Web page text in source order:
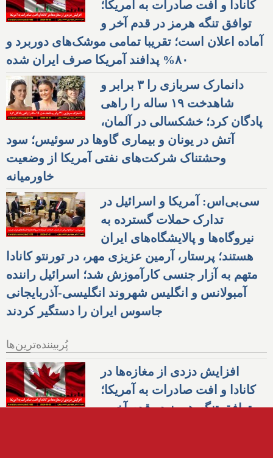
کانادا و افت صادرات به آمریکا؛
توافق تنگه هرمز در قدم آخر و
آماده اعلان است؛ تقریبا تمامی موشک‌های دوربرد و
۸۰% پدافند آمریکا صرف ایران شده
دانمارک سربازی را ۳ برابر و
شاهدخت ۱۹ ساله را راهی
پادگان کرد؛ خشکسالی در آلمان،
آتش در یونان و بیماری گاوها در سوئیس؛ سود
وحشتناک شرکت‌های نفتی آمریکا از وضعیت
خاورمیانه
سی‌بی‌اس: آمریکا و اسرائیل در
تدارک حملات گسترده به
نیروگاه‌ها و پالایشگاه‌های ایران
هستند؛ پرستار، آرمین عزیزی مهر، در تورنتو کانادا
متهم به آزار جنسی کارآموزش شد؛ اسرائیل راننده
آمبولانس و انگلیس شهروند انگلیسی-آذربایجانی
جاسوس ایران را دستگیر کردند
پُربیننده‌ترین‌ها
افزایش دزدی از مغازه‌ها در
کانادا و افت صادرات به آمریکا؛
توافق تنگه هرمز در قدم آخر و